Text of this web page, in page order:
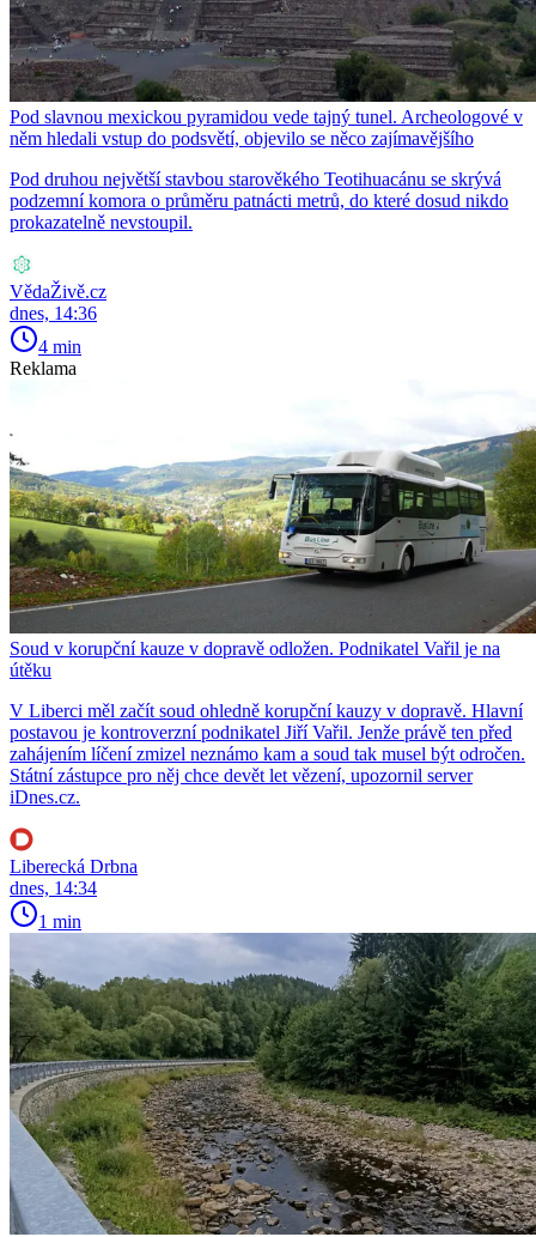
Pod slavnou mexickou pyramidou vede tajný tunel. Archeologové v
něm hledali vstup do podsvětí, objevilo se něco zajímavějšího
Pod druhou největší stavbou starověkého Teotihuacánu se skrývá
podzemní komora o průměru patnácti metrů, do které dosud nikdo
prokazatelně nevstoupil.
VědaŽivě.cz
dnes, 14:36
4 min
Reklama
Soud v korupční kauze v dopravě odložen. Podnikatel Vařil je na
útěku
V Liberci měl začít soud ohledně korupční kauzy v dopravě. Hlavní
postavou je kontroverzní podnikatel Jiří Vařil. Jenže právě ten před
zahájením líčení zmizel neznámo kam a soud tak musel být odročen.
Státní zástupce pro něj chce devět let vězení, upozornil server
iDnes.cz.
Liberecká Drbna
dnes, 14:34
1 min